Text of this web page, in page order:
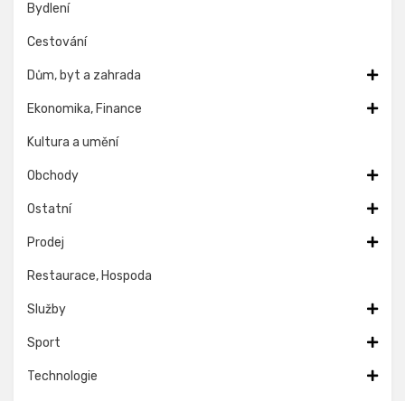
Bydlení
Cestování
Dům, byt a zahrada
Ekonomika, Finance
Kultura a umění
Obchody
Ostatní
Prodej
Restaurace, Hospoda
Služby
Sport
Technologie